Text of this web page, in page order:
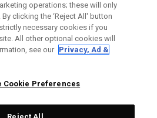
operations; these will only
clicking the ‘Reject All' button
necessary cookies if you
All other optional cookies will
see our Privacy, Ad &
Cookie Preferences